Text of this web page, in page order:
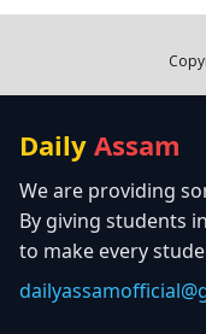
Daily Assam
We are providing
By giving students
to make every